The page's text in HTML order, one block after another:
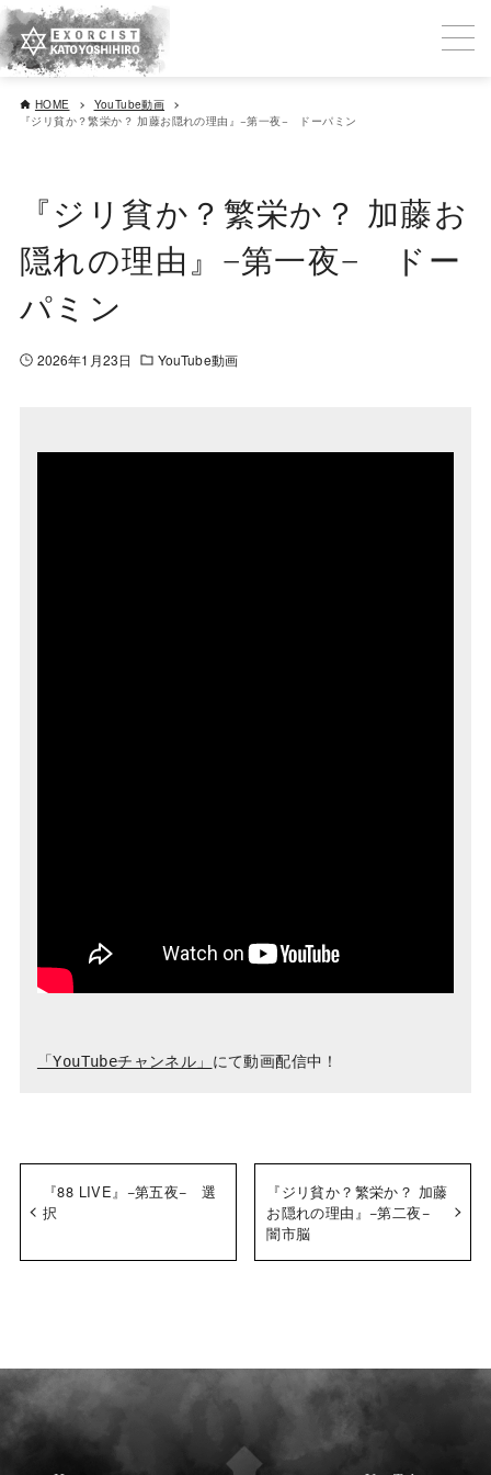
HOME
YouTube動画
『ジリ貧か？繁栄か？ 加藤お隠れの理由』−第一夜− ドーパミン
『ジリ貧か？繁栄か？ 加藤お
隠れの理由』−第一夜− ドー
パミン
2026年1月23日 YouTube動画
「YouTubeチャンネル」
『88 LIVE』−第五夜− 選
択
『ジリ貧か？繁栄か？ 加藤
お隠れの理由』−第二夜−
闇市脳